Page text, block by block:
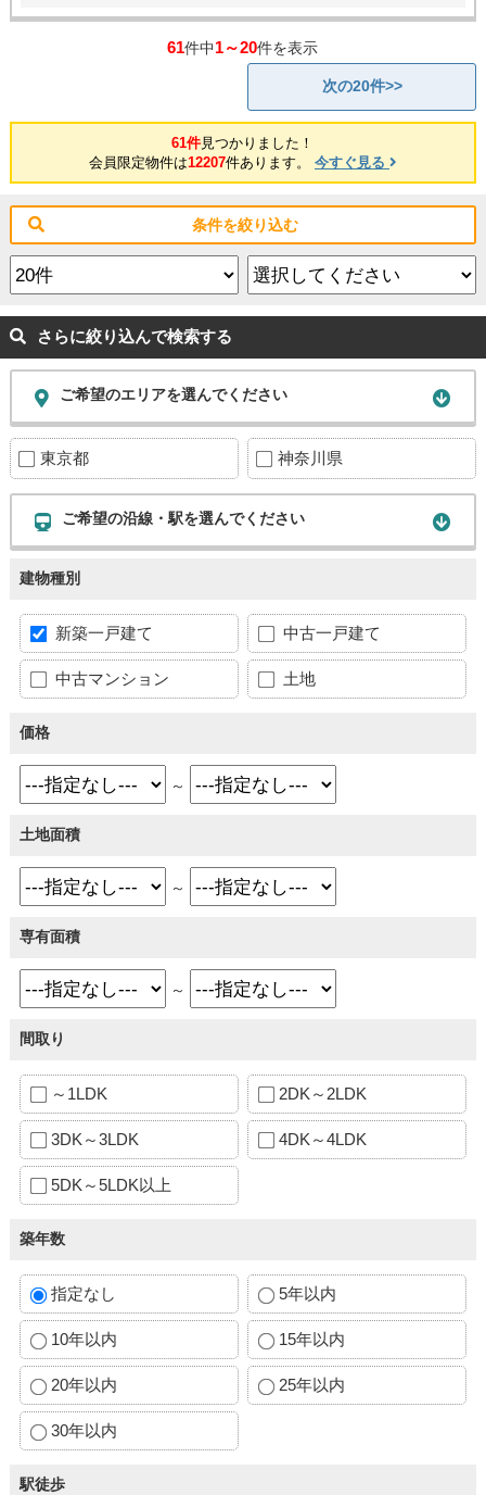
61件中1～20件を表示
次の20件>>
61件見つかりました！
会員限定物件は12207件あります。 今すぐ見る
条件を絞り込む
さらに絞り込んで検索する
ご希望のエリアを選んでください
東京都 神奈川県
ご希望の沿線・駅を選んでください
建物種別
新築一戸建て 中古一戸建て
中古マンション 土地
価格
～
土地面積
～
専有面積
～
間取り
～1LDK 2DK～2LDK
3DK～3LDK 4DK～4LDK
5DK～5LDK以上
築年数
指定なし 5年以内
10年以内 15年以内
20年以内 25年以内
30年以内
駅徒歩